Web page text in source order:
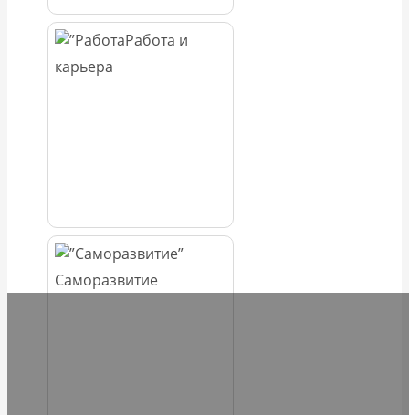
Работа и
карьера
Саморазвитие